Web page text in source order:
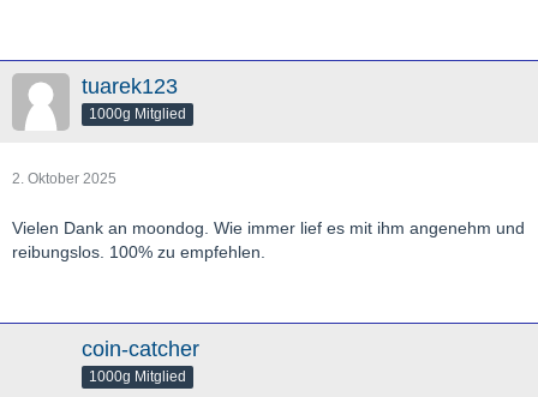
tuarek123
1000g Mitglied
2. Oktober 2025
Vielen Dank an moondog. Wie immer lief es mit ihm angenehm und
reibungslos. 100% zu empfehlen.
coin-catcher
1000g Mitglied